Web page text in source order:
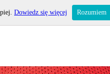
Dowiedz się więcej Rozumiem